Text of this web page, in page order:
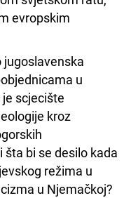
evropskim
jugoslavenska
u
scjecište
kroz
šta bi se desilo kada
režima u
u Njemačkoj?